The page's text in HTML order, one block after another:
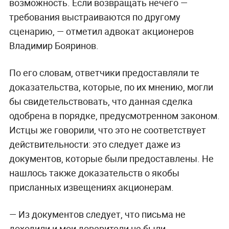
возможность. Если возвращать нечего —
требования выстраиваются по другому
сценарию, — отметил адвокат акционеров
Владимир Бояринов.
По его словам, ответчики предоставляли те
доказательства, которые, по их мнению, могли
бы свидетельствовать, что данная сделка
одобрена в порядке, предусмотренном законом.
Истцы же говорили, что это не соответствует
действительности: это следует даже из
документов, которые были предоставлены. Не
нашлось также доказательств о якобы
присланных извещениях акционерам.
— Из документов следует, что письма не